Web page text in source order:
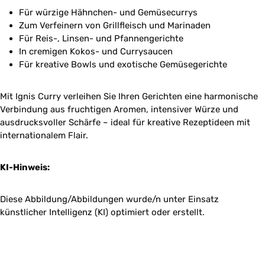
Für würzige Hähnchen- und Gemüsecurrys
Zum Verfeinern von Grillfleisch und Marinaden
Für Reis-, Linsen- und Pfannengerichte
In cremigen Kokos- und Currysaucen
Für kreative Bowls und exotische Gemüsegerichte
Mit Ignis Curry verleihen Sie Ihren Gerichten eine harmonische
Verbindung aus fruchtigen Aromen, intensiver Würze und
ausdrucksvoller Schärfe – ideal für kreative Rezeptideen mit
internationalem Flair.
KI-Hinweis:
Diese Abbildung/Abbildungen wurde/n unter Einsatz
künstlicher Intelligenz (KI) optimiert oder erstellt.